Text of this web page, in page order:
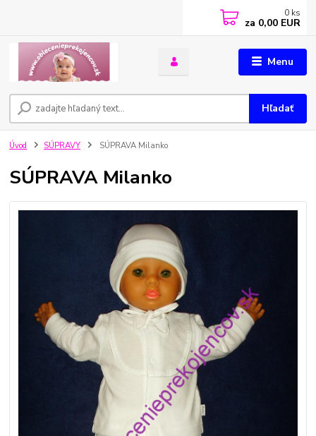
Menu
Hľadať
0 ks
za 0,00 EUR
Úvod SÚPRAVY SÚPRAVA Milanko
SÚPRAVA Milanko